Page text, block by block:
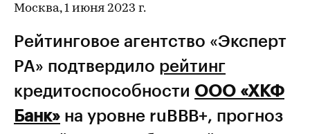
Москва, 1 июня 2023 г.
Рейтинговое агентство «Эксперт
РА» подтвердило рейтинг
кредитоспособности ООО «ХКФ
Банк» на уровне ruBВВ+, прогноз